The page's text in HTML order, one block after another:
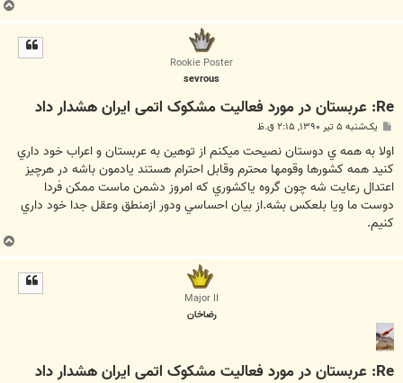
Rookie Poster
sevrous
Re: عربستان در مورد فعاليت مشکوک اتمی ايران هشدار داد
ت
یک‌شنبه ۵ تیر ۱۳۹۰, ۲:۱۵ ق.ظ
اولا به همه ي دوستان نصيحت ميكنم از توهين به عربستان و اعراب خود داري
كنيد همه كشورها وقومها محترم وقابل احترام هستند يادمون باشه در هرچيز
اعتدال رعايت شه چون گروه ياكشوري كه امروز دشمن ماست ممكن فردا
دوست ما ويا بلعكس بشه.از بيان احساسي ودور ازمنطق وعقل جدا خود داري
كنيم.
Major II
رضاخان
Re: عربستان در مورد فعاليت مشکوک اتمی ايران هشدار داد